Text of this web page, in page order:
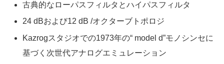
古典的なローパスフィルタとハイパスフィルタ
24 dBおよび12 dB /オクターブトポロジ
Kazrogスタジオでの1973年の“ model d”モノシンセに
基づく次世代アナログエミュレーション